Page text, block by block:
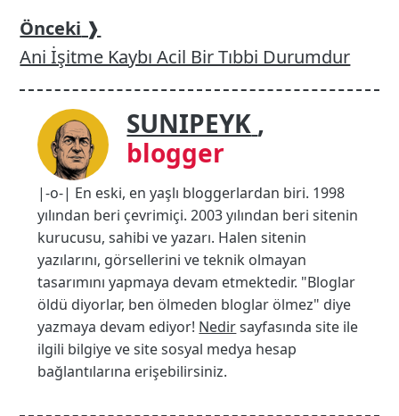
Önceki ❱
Ani İşitme Kaybı Acil Bir Tıbbi Durumdur
SUNIPEYK ,
blogger
|-o-| En eski, en yaşlı bloggerlardan biri. 1998
yılından beri çevrimiçi. 2003 yılından beri sitenin
kurucusu, sahibi ve yazarı. Halen sitenin
yazılarını, görsellerini ve teknik olmayan
tasarımını yapmaya devam etmektedir. "Bloglar
öldü diyorlar, ben ölmeden bloglar ölmez" diye
yazmaya devam ediyor! Nedirsayfasında site ile
ilgili bilgiye ve site sosyal medya hesap
bağlantılarına erişebilirsiniz.